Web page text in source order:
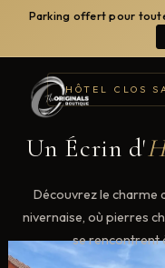
Parking offert pour
HÔTEL CLOS
Un Écrin d'
Découvrez le charme
nivernaise, où pierres
se rencontrent
Panneau de gestion des